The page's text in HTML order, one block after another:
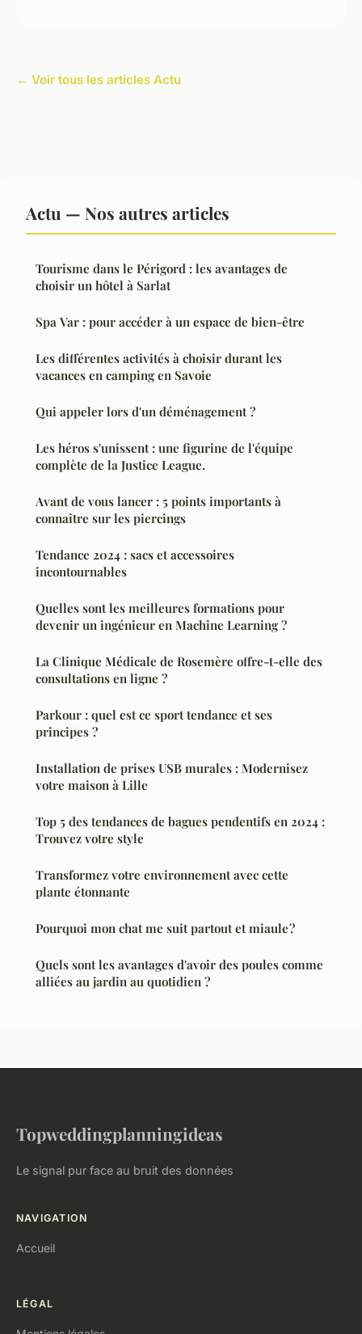
← Voir tous les articles Actu
Actu — Nos autres articles
Tourisme dans le Périgord : les avantages de
choisir un hôtel à Sarlat
Spa Var : pour accéder à un espace de bien-être
Les différentes activités à choisir durant les
vacances en camping en Savoie
Qui appeler lors d'un déménagement ?
Les héros s'unissent : une figurine de l'équipe
complète de la Justice League.
Avant de vous lancer : 5 points importants à
connaître sur les piercings
Tendance 2024 : sacs et accessoires
incontournables
Quelles sont les meilleures formations pour
devenir un ingénieur en Machine Learning ?
La Clinique Médicale de Rosemère offre-t-elle des
consultations en ligne ?
Parkour : quel est ce sport tendance et ses
principes ?
Installation de prises USB murales : Modernisez
votre maison à Lille
Top 5 des tendances de bagues pendentifs en 2024 :
Trouvez votre style
Transformez votre environnement avec cette
plante étonnante
Pourquoi mon chat me suit partout et miaule ?
Quels sont les avantages d'avoir des poules comme
alliées au jardin au quotidien ?
Topweddingplanningideas
Le signal pur face au bruit des données
NAVIGATION
Accueil
LÉGAL